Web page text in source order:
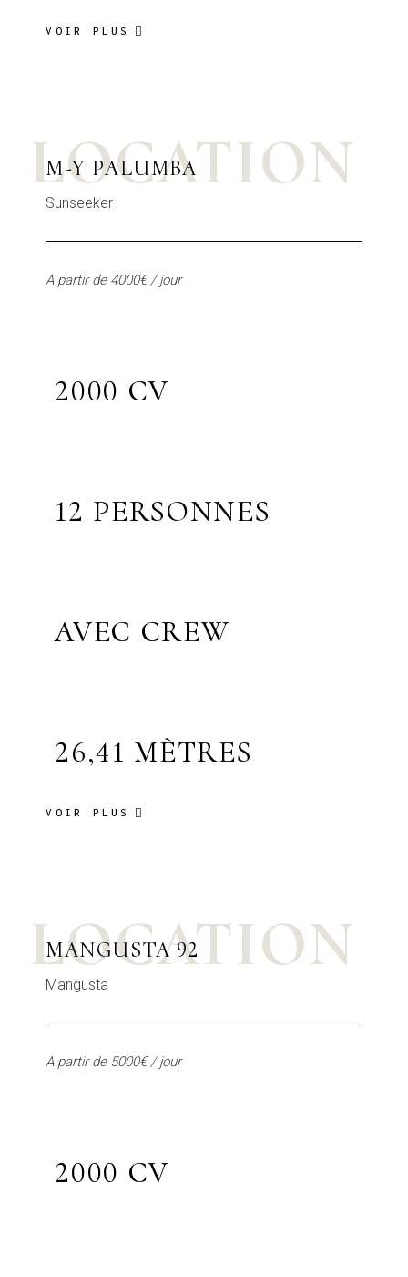
VOIR PLUS
LOCATION
M-Y PALUMBA
Sunseeker
A partir de 4000€ / jour
2000 CV
12 PERSONNES
AVEC CREW
26,41 MÈTRES
VOIR PLUS
LOCATION
MANGUSTA 92
Mangusta
A partir de 5000€ / jour
2000 CV